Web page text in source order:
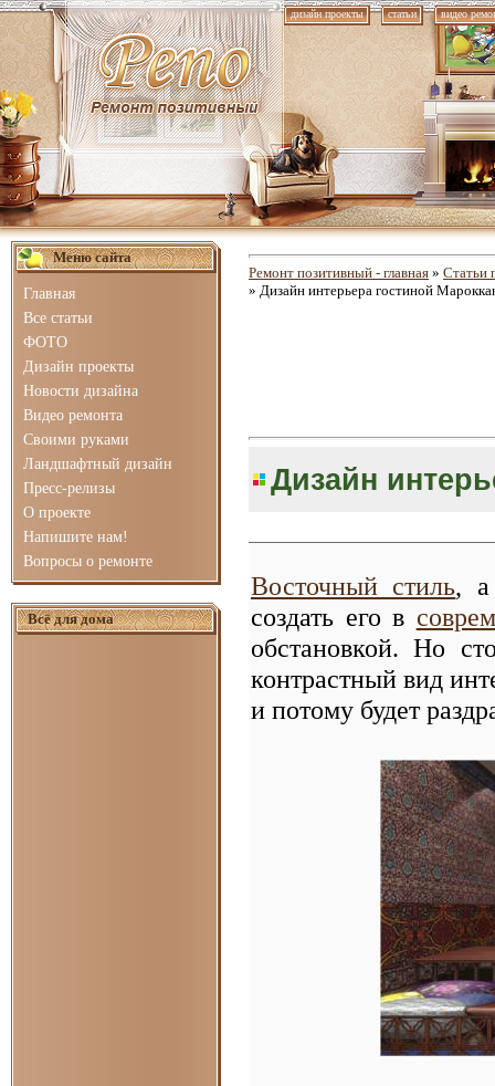
дизайн проекты статьи видео
Меню сайта
Главная
Все статьи
ФОТО
Дизайн проекты
Новости дизайна
Видео ремонта
Своими руками
Ландшафтный дизайн
Пресс-релизы
О проекте
Напишите нам!
Вопросы о ремонте
Всё для дома
Ремонт позитивный - главная » Статьи
» Дизайн интерьера гостиной
Дизайн
Восточный стиль, а
создать его в
обстановкой. Но
контрастный вид
и потому будет